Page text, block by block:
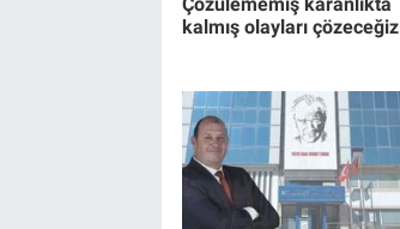
kalmış olayları çözeceğiz